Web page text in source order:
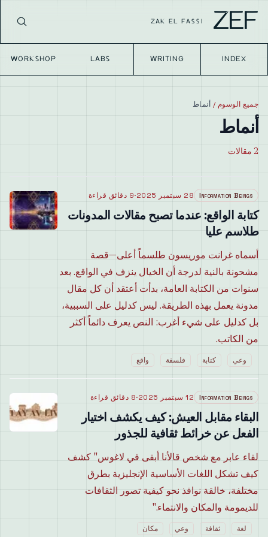
ZEF
ZAK EL FASSI
INDEX
WRITING
LABS
WORKSHOP
جميع الوسوم / أنماط
أنماط
2 مقالات
Information Beings 28 سبتمبر 2025 ·9 دقائق قراءة
كتابة الواقع: عندما تصبح مقالات المدونات
طلاسم عليا
أسماه غرانت موريسون طلسماً أعلى—قصة
مشحونة بالنية لدرجة أن الخيال ينزف في الواقع. بعد
سنوات من الكتابة العامة، بدأت أعتقد أن كل مقال
مدونة يعمل بهذه الطريقة. ليس كدليل على السببية،
بل كدليل على شيء أغرب: النص يعرف دائماً أكثر
من الكاتب.
وعي كتابة فلسفة واقع
Information Beings 12 سبتمبر 2025 ·8 دقائق قراءة
البقاء مقابل العيش: كيف يكشف اختيار
الفعل عن خرائط ثقافية للجذور
لقاء عابر مع شخص قالأنا أبقى في لاغوس" كشف
كيف تشكل اللغات الأساسية الإنجليزية بطرق
مختلفة، خالقة نوافذ نحو كيفية تصور الثقافات
للديمومة والمكان والانتماء."
لغة ثقافة وعي مكان